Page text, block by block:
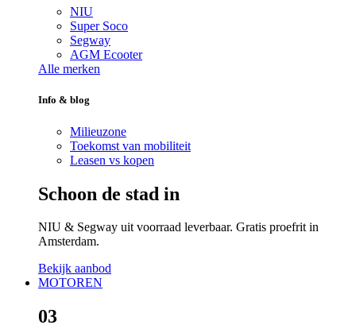
NIU
Super Soco
Segway
AGM Ecooter
Alle merken
Info & blog
Milieuzone
Toekomst van mobiliteit
Leasen vs kopen
Schoon de stad in
NIU & Segway uit voorraad leverbaar. Gratis proefrit in
Amsterdam.
Bekijk aanbod
MOTOREN
03